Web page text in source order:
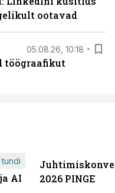
ootavad
05.08.26, 10:18
töögraafikut
AI
2026 PINGE